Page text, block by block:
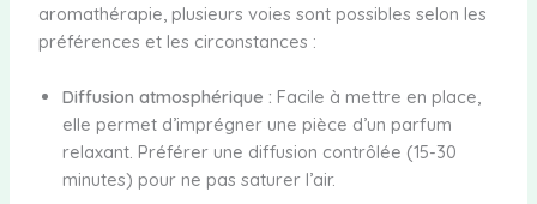
aromathérapie, plusieurs voies sont possibles selon les
préférences et les circonstances :
Diffusion atmosphérique : Facile à mettre en place,
elle permet d’imprégner une pièce d’un parfum
relaxant. Préférer une diffusion contrôlée (15-30
minutes) pour ne pas saturer l’air.